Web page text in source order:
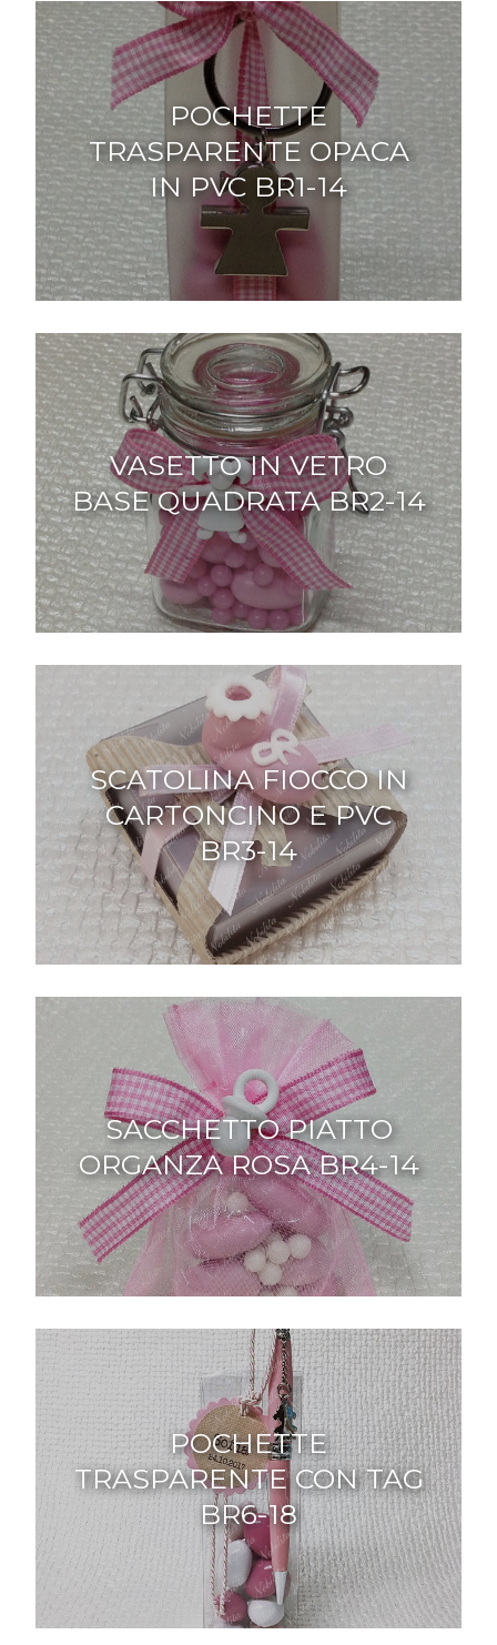
POCHETTE
TRASPARENTE OPACA
IN PVC BR1-14
VASETTO IN VETRO
BASE QUADRATA BR2-14
SCATOLINA FIOCCO IN
CARTONCINO E PVC
BR3-14
SACCHETTO PIATTO
ORGANZA ROSA BR4-14
POCHETTE
TRASPARENTE CON TAG
BR6-18